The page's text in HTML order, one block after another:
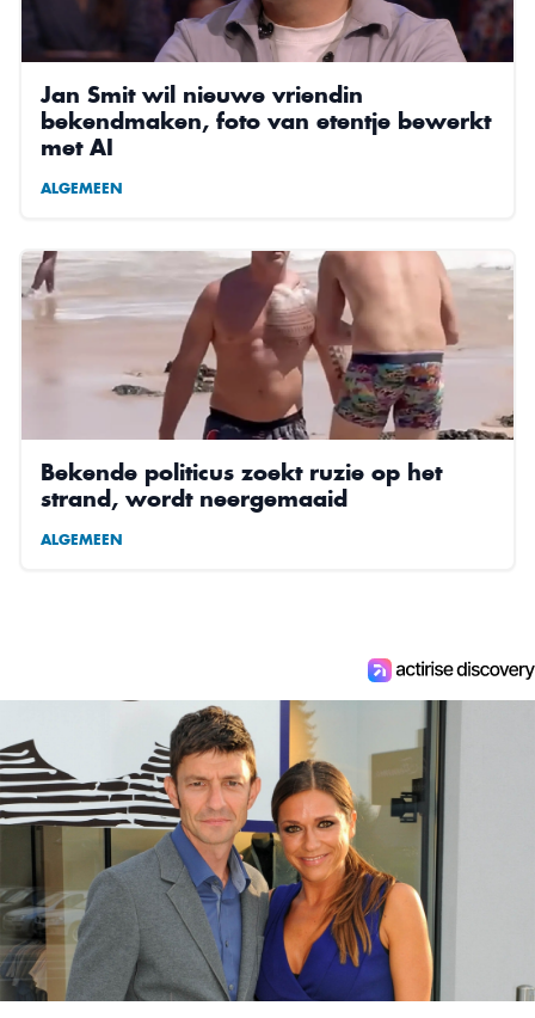
Jan Smit wil nieuwe vriendin
bekendmaken, foto van etentje bewerkt
met AI
ALGEMEEN
Bekende politicus zoekt ruzie op het
strand, wordt neergemaaid
ALGEMEEN